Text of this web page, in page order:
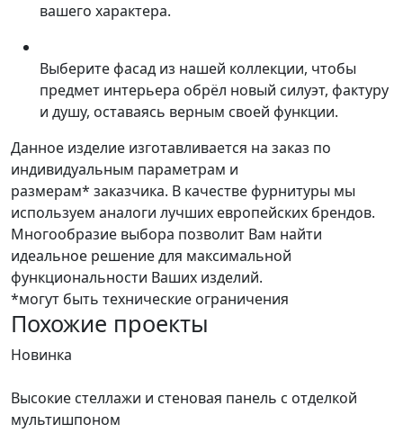
вашего характера.
Выберите фасад из нашей коллекции, чтобы
предмет интерьера обрёл новый силуэт, фактуру
и душу, оставаясь верным своей функции.
Данное изделие изготавливается на заказ по
индивидуальным параметрам и
размерам* заказчика. В качестве фурнитуры мы
используем аналоги лучших европейских брендов.
Многообразие выбора позволит Вам найти
идеальное решение для максимальной
функциональности Ваших изделий.
*могут быть технические ограничения
Похожие проекты
Новинка
Высокие стеллажи и стеновая панель с отделкой
мультишпоном